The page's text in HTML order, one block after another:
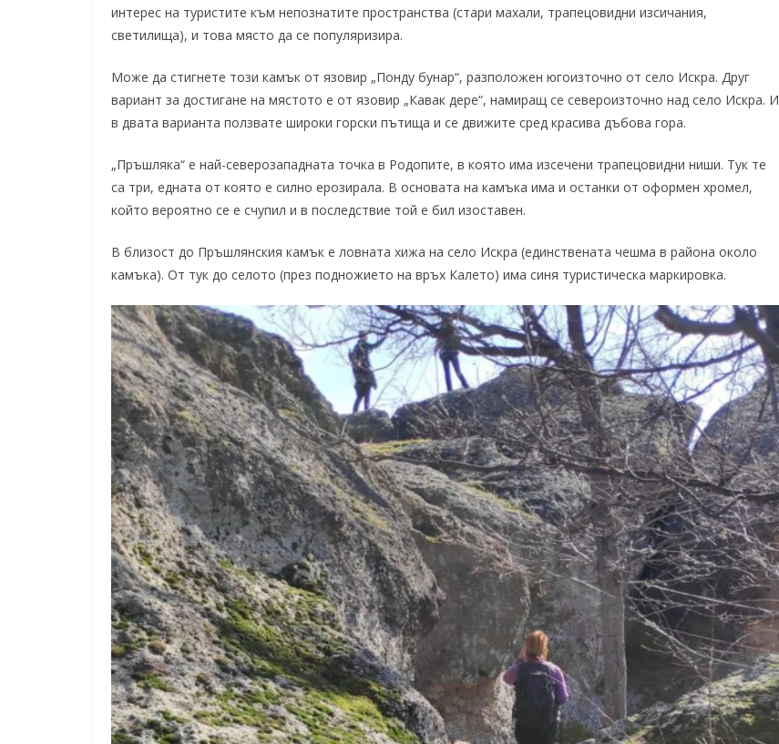
интерес на туристите към непознатите пространства (стари махали, трапецовидни изсичания,
светилища), и това място да се популяризира.
Може да стигнете този камък от язовир „Понду бунар“, разположен югоизточно от село Искра. Друг
вариант за достигане на мястото е от язовир „Кавак дере“, намиращ се североизточно над село Искра. И
в двата варианта ползвате широки горски пътища и се движите сред красива дъбова гора.
„Пръшляка“ е най-северозападната точка в Родопите, в която има изсечени трапецовидни ниши. Тук те
са три, едната от която е силно ерозирала. В основата на камъка има и останки от оформен хромел,
който вероятно се е счупил и в последствие той е бил изоставен.
В близост до Пръшлянския камък е ловната хижа на село Искра (единствената чешма в района около
камъка). От тук до селото (през подножието на връх Калето) има синя туристическа маркировка.